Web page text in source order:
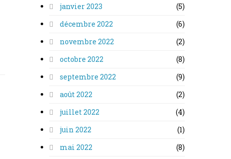
janvier 2023
(5)
décembre 2022
(6)
novembre 2022
(2)
octobre 2022
(8)
septembre 2022
(9)
août 2022
(2)
juillet 2022
(4)
juin 2022
(1)
mai 2022
(8)